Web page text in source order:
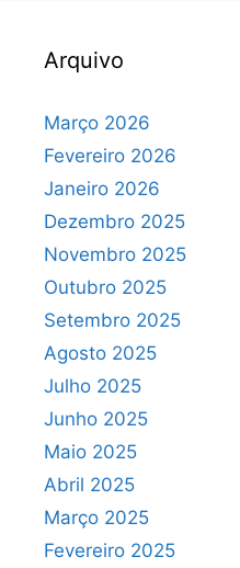
Arquivo
Março 2026
Fevereiro 2026
Janeiro 2026
Dezembro 2025
Novembro 2025
Outubro 2025
Setembro 2025
Agosto 2025
Julho 2025
Junho 2025
Maio 2025
Abril 2025
Março 2025
Fevereiro 2025